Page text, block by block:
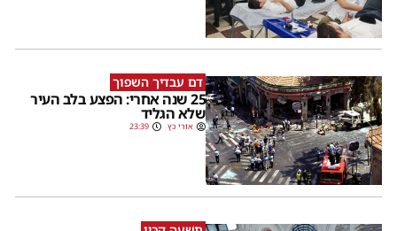
דם עבדיך השפוך
25 שנה אחרי: הפצע בלב העיר
שלא הגליד
אורי כץ 23:39